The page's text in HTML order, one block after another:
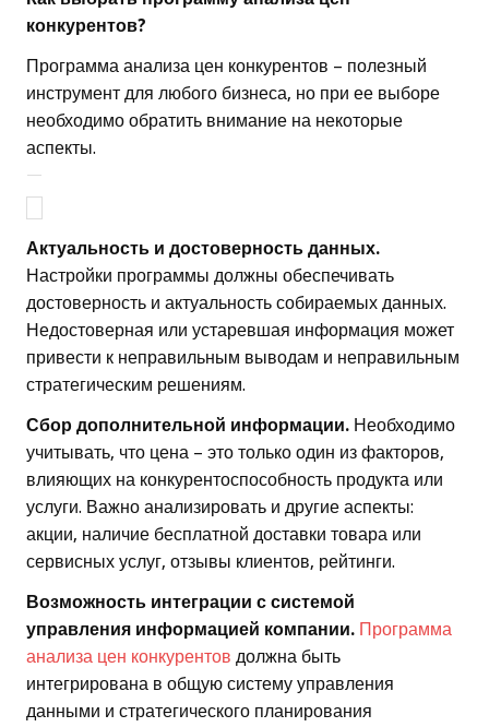
конкурентов?
Программа анализа цен конкурентов – полезный
инструмент для любого бизнеса, но при ее выборе
необходимо обратить внимание на некоторые
аспекты.
Актуальность и достоверность данных.
Настройки программы должны обеспечивать
достоверность и актуальность собираемых данных.
Недостоверная или устаревшая информация может
привести к неправильным выводам и неправильным
стратегическим решениям.
Сбор дополнительной информации. Необходимо
учитывать, что цена – это только один из факторов,
влияющих на конкурентоспособность продукта или
услуги. Важно анализировать и другие аспекты:
акции, наличие бесплатной доставки товара или
сервисных услуг, отзывы клиентов, рейтинги.
Возможность интеграции с системой
управления информацией компании. Программа
анализа цен конкурентов должна быть
интегрирована в общую систему управления
данными и стратегического планирования